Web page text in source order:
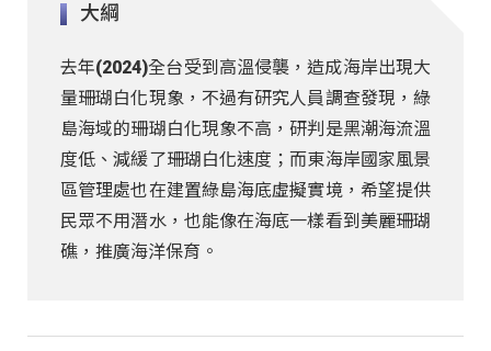
大綱
去年(2024)全台受到高溫侵襲，造成海岸出現大
量珊瑚白化現象，不過有研究人員調查發現，綠
島海域的珊瑚白化現象不高，研判是黑潮海流溫
度低、減緩了珊瑚白化速度；而東海岸國家風景
區管理處也在建置綠島海底虛擬實境，希望提供
民眾不用潛水，也能像在海底一樣看到美麗珊瑚
礁，推廣海洋保育。